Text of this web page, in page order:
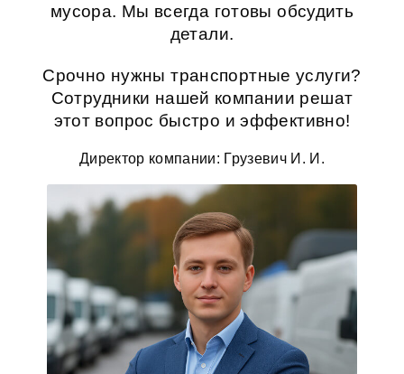
мусора. Мы всегда готовы обсудить
детали.
Срочно нужны транспортные услуги?
Сотрудники нашей компании решат
этот вопрос быстро и эффективно!
Директор компании: Грузевич И. И.